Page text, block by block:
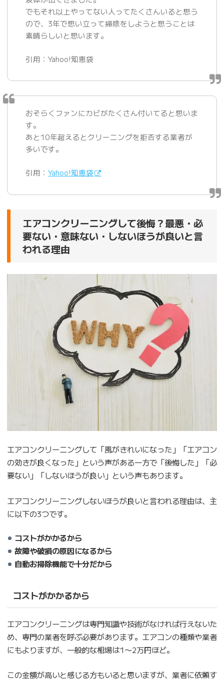
でもそれ以上やってない人ってたくさんいると思う
ので、3年で思い立って掃除をしようと思うことは
素晴らしいと思います。
引用：Yahoo!知恵袋
おそらくファンにカビがたくさん付いてると思いま
す。
あと10年超えるとクリーニングを拒否する業者が
多いです。
引用：Yahoo!知恵袋
エアコンクリーニングして後悔？最悪・必
要ない・意味ない・しないほうが良いと言
われる理由
エアコンクリーニングして「風がきれいになった」「エアコン
の効きが良くなった」という声がある一方で「後悔した」「必
要ない」「しないほうが良い」という声もあります。
エアコンクリーニングしないほうが良いと言われる理由は、主
に以下の3つです。
コストがかかるから
故障や破損の原因になるから
自動お掃除機能で十分だから
コストがかかるから
エアコンクリーニングは専門知識や技術がなければ行えないた
め、専門の業者を呼ぶ必要があります。エアコンの種類や業者
にもよりますが、一般的な相場は1〜2万円ほど。
この金額が高いと感じる方もいると思いますが、業者に依頼す